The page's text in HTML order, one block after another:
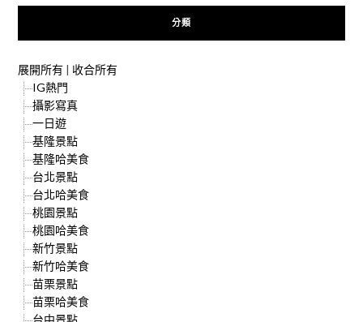
分類
展開所有| 收合所有
IG熱門
攝影寫真
一日遊
基隆景點
基隆哈美食
台北景點
台北哈美食
桃園景點
桃園哈美食
新竹景點
新竹哈美食
苗栗景點
苗栗哈美食